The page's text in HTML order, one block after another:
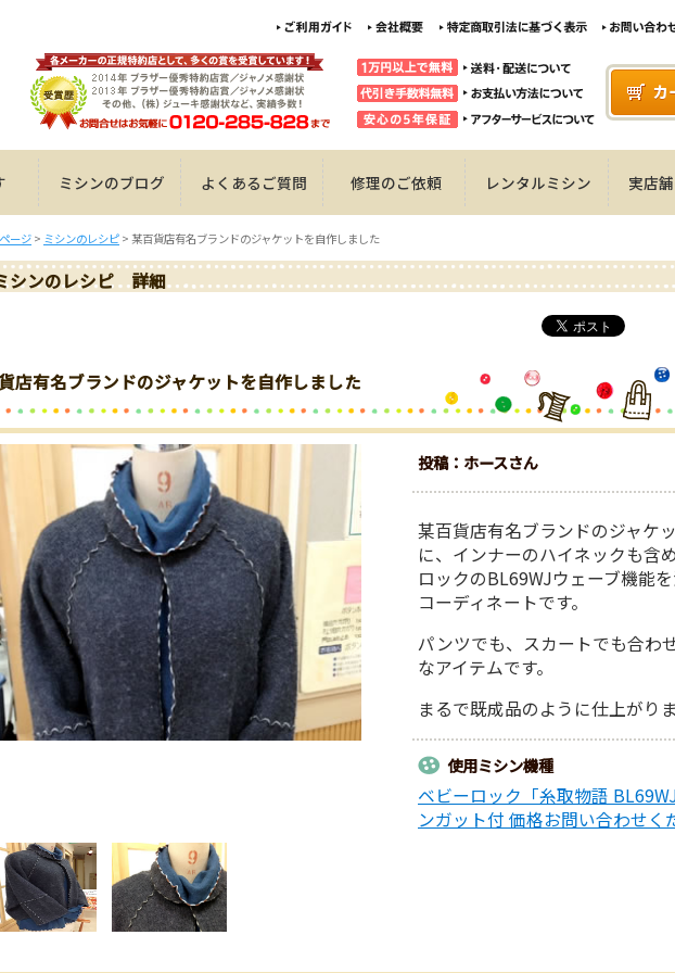
ミシンのブログ よくあるご質問 修理のご依頼 レンタルミシン 実店
ージ > ミシンのレシピ > 某百貨店有名ブランドのジャケットを自作しました
シンのレシピ 詳細
店有名ブランドのジャケットを自作しました
投稿：ホースさん
某百貨店有名ブランドのジャケ
に、インナーのハイネックも含
ロックのBL69WJウェーブ機能
コーディネートです。
パンツでも、スカートでも合わ
なアイテムです。
まるで既成品のように仕上がりま
使用ミシン機種
ベビーロック「糸取物語
ンガット付 価格お問い合わせく